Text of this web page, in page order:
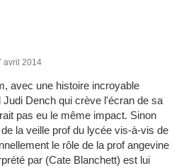
avril 2014
avec une histoire incroyable
Dench qui crève l'écran de sa
pas eu le même impact. Sinon
la veille prof du lycée vis-à-vis de
le rôle de la prof angevine
par (Cate Blanchett) est lui